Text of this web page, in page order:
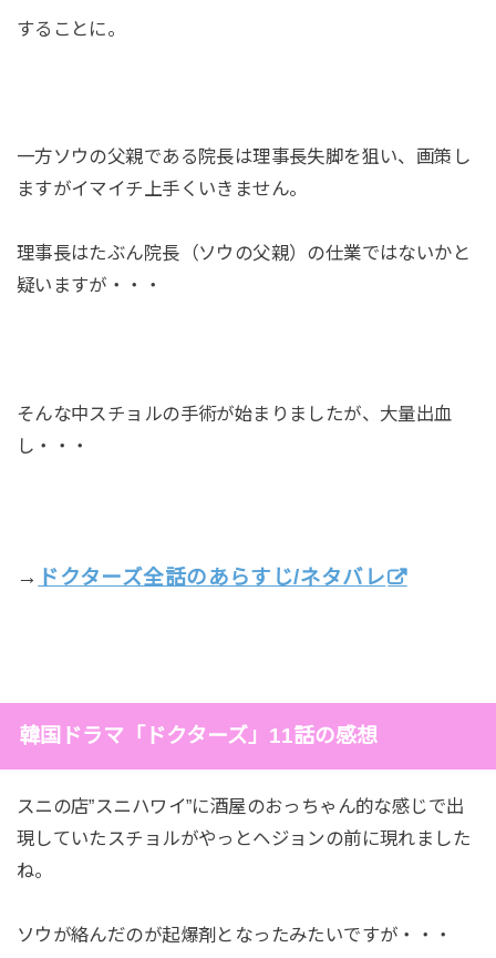
することに。
一方ソウの父親である院長は理事長失脚を狙い、画策し
ますがイマイチ上手くいきません。
理事長はたぶん院長（ソウの父親）の仕業ではないかと
疑いますが・・・
そんな中スチョルの手術が始まりましたが、大量出血
し・・・
→ ドクターズ全話のあらすじ/ネタバレ
韓国ドラマ「ドクターズ」11話の感想
スニの店”スニハワイ”に酒屋のおっちゃん的な感じで出
現していたスチョルがやっとヘジョンの前に現れました
ね。
ソウが絡んだのが起爆剤となったみたいですが・・・